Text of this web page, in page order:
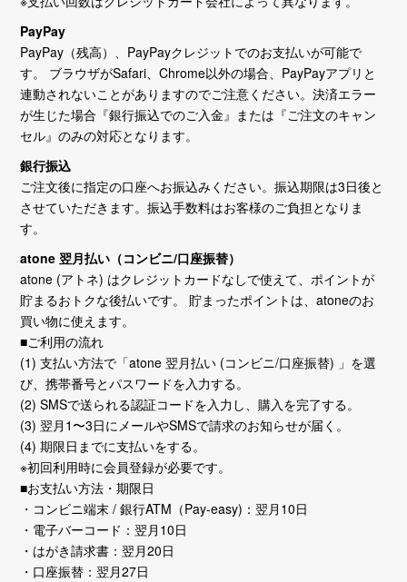
PayPay
PayPay（残高）、PayPayクレジットでのお支払いが可能で
す。 ブラウザがSafari、Chrome以外の場合、PayPayアプリと
連動されないことがありますのでご注意ください。決済エラー
が生じた場合『銀行振込でのご入金』または『ご注文のキャン
セル』のみの対応となります。
銀行振込
ご注文後に指定の口座へお振込みください。振込期限は3日後と
させていただきます。振込手数料はお客様のご負担となりま
す。
atone 翌月払い（コンビニ/口座振替）
atone (アトネ) はクレジットカードなしで使えて、ポイントが
貯まるおトクな後払いです。 貯まったポイントは、atoneのお
買い物に使えます。
■ご利用の流れ
(1) 支払い方法で「atone 翌月払い (コンビニ/口座振替) 」を選
び、携帯番号とパスワードを入力する。
(2) SMSで送られる認証コードを入力し、購入を完了する。
(3) 翌月1〜3日にメールやSMSで請求のお知らせが届く。
(4) 期限日までに支払いをする。
※初回利用時に会員登録が必要です。
■お支払い方法・期限日
・コンビニ端末 / 銀行ATM（Pay-easy)：翌月10日
・電子バーコード：翌月10日
・はがき請求書：翌月20日
・口座振替：翌月27日